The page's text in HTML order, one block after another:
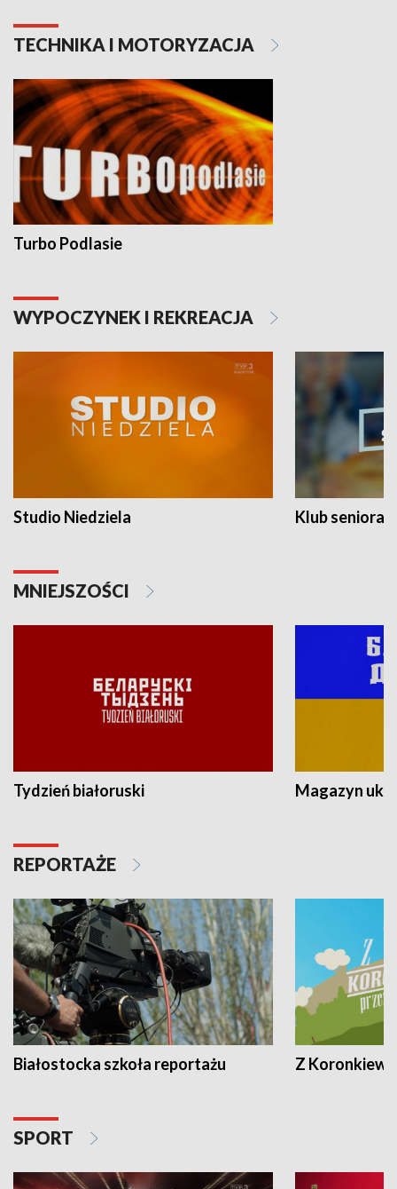
TECHNIKA I MOTORYZACJA
Turbo Podlasie
WYPOCZYNEK I REKREACJA
Studio Niedziela Klub seniora
MNIEJSZOŚCI
Tydzień białoruski Magazyn
REPORTAŻE
Białostocka szkoła reportażu Z
SPORT